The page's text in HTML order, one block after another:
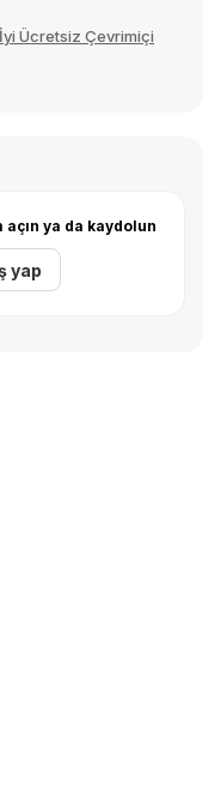
Ücretsiz Çevrimiçi
ya da kaydolun
yap